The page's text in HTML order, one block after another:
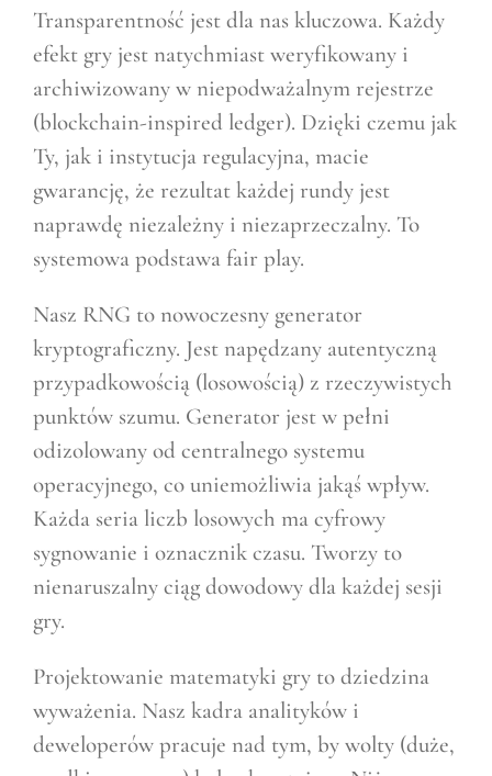
Transparentność jest dla nas kluczowa. Każdy
efekt gry jest natychmiast weryfikowany i
archiwizowany w niepodważalnym rejestrze
(blockchain-inspired ledger). Dzięki czemu jak
Ty, jak i instytucja regulacyjna, macie
gwarancję, że rezultat każdej rundy jest
naprawdę niezależny i niezaprzeczalny. To
systemowa podstawa fair play.
Nasz RNG to nowoczesny generator
kryptograficzny. Jest napędzany autentyczną
przypadkowością (losowością) z rzeczywistych
punktów szumu. Generator jest w pełni
odizolowany od centralnego systemu
operacyjnego, co uniemożliwia jakąś wpływ.
Każda seria liczb losowych ma cyfrowy
sygnowanie i oznacznik czasu. Tworzy to
nienaruszalny ciąg dowodowy dla każdej sesji
gry.
Projektowanie matematyki gry to dziedzina
wyważenia. Nasz kadra analityków i
deweloperów pracuje nad tym, by wolty (duże,